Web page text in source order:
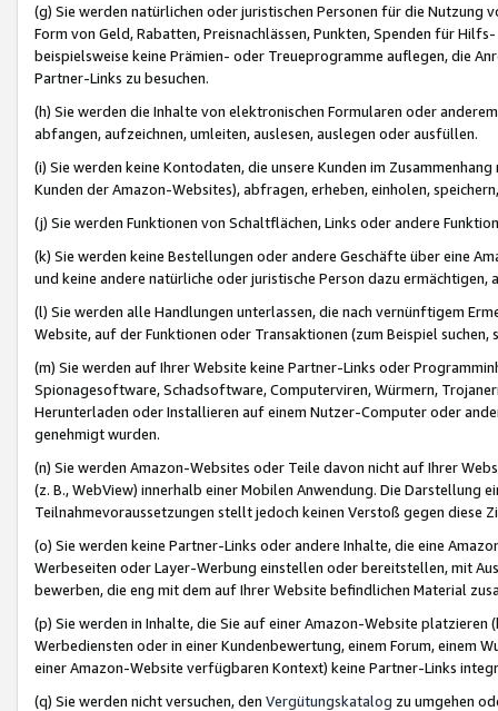
(g) Sie werden natürlichen oder juristischen Personen für die Nutzung
Form von Geld, Rabatten, Preisnachlässen, Punkten, Spenden für
beispielsweise keine Prämien- oder Treueprogramme auflegen, die
Partner-Links zu besuchen.
(h) Sie werden die Inhalte von elektronischen Formularen oder
abfangen, aufzeichnen, umleiten, auslesen, auslegen oder ausfüllen.
(i) Sie werden keine Kontodaten, die unsere Kunden im
Kunden der Amazon-Websites), abfragen, erheben, einholen,
(j) Sie werden Funktionen von Schaltflächen, Links oder andere
(k) Sie werden keine Bestellungen oder andere Geschäfte über eine
und keine andere natürliche oder juristische Person dazu
(l) Sie werden alle Handlungen unterlassen, die nach vernünftigem
Website, auf der Funktionen oder Transaktionen (zum Beispiel
(m) Sie werden auf Ihrer Website keine Partner-Links oder
Spionagesoftware, Schadsoftware, Computerviren, Würmern,
Herunterladen oder Installieren auf einem Nutzer-Computer oder
genehmigt wurden.
(n) Sie werden Amazon-Websites oder Teile davon nicht auf Ihrer
(z. B., WebView) innerhalb einer Mobilen Anwendung. Die Darstellung
Teilnahmevoraussetzungen stellt jedoch keinen Verstoß gegen diese
(o) Sie werden keine Partner-Links oder andere Inhalte, die eine
Werbeseiten oder Layer-Werbung einstellen oder bereitstellen, mit
bewerben, die eng mit dem auf Ihrer Website befindlichen Material
(p) Sie werden in Inhalte, die Sie auf einer Amazon-Website
Werbediensten oder in einer Kundenbewertung, einem Forum, einem
einer Amazon-Website verfügbaren Kontext) keine Partner-Links
(q) Sie werden nicht versuchen, den Vergütungskatalog zu umgehen